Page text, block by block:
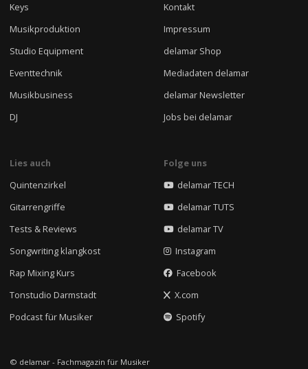
Keys
Musikproduktion
Studio Equipment
Eventtechnik
Musikbusiness
DJ
Kontakt
Impressum
delamar Shop
Mediadaten delamar
delamar Newsletter
Jobs bei delamar
Lies auch
Quintenzirkel
Gitarrengriffe
Tests & Reviews
Songwriting klangkost
Rap Mixing Kurs
Tonstudio Darmstadt
Podcast für Musiker
Folge uns
delamar TECH
delamar TUTS
delamar TV
Instagram
Facebook
X.com
Spotify
© delamar - Fachmagazin für Musiker